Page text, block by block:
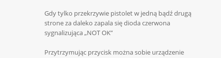
Gdy tylko przekrzywie pistolet w jedną bądź drugą
strone za daleko zapala się dioda czerwona
sygnalizująca „NOT OK”
Przytrzymując przycisk można sobie urządzenie